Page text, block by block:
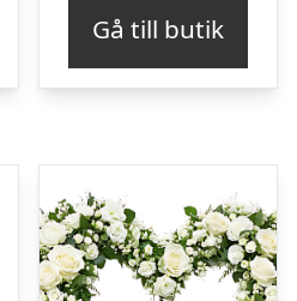
Gå till butik